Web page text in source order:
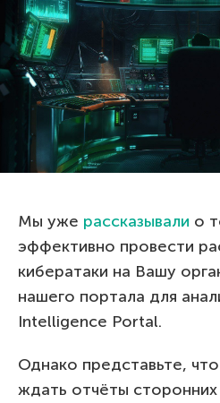
Мы уже рассказывали о
эффективно провести
кибератаки на Вашу
нашего портала для
Intelligence Portal.
Однако представьте,
ждать отчёты